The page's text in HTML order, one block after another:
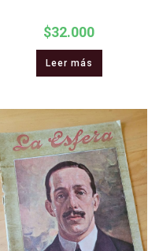
$32.000
Leer más